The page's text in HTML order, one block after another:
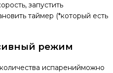
запустить
таймер (*который есть
режим
испаренийможно